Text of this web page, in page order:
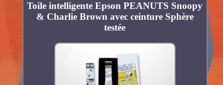
Toile intelligente Epson PEANUTS Snoopy
& Charlie Brown avec ceinture Sphère
testée